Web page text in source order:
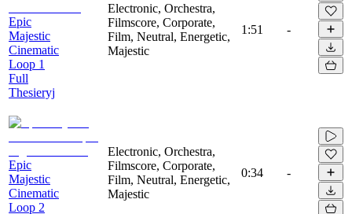
Epic
Majestic
Cinematic
Loop 1
Full
Thesieryj
Electronic, Orchestra,
Filmscore, Corporate,
Film, Neutral, Energetic,
Majestic
1:51 -
Epic
Majestic
Cinematic
Loop 2
Electronic, Orchestra,
Filmscore, Corporate,
Film, Neutral, Energetic,
Majestic
0:34 -